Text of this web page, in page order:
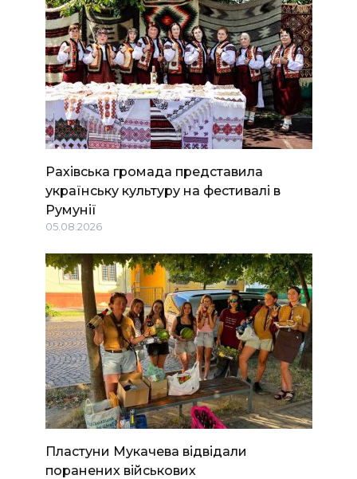
Рахівська громада представила
українську культуру на фестивалі в
Румунії
05.08.2026
Пластуни Мукачева відвідали
поранених військових